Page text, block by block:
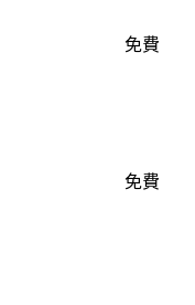
免費
免費